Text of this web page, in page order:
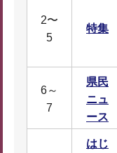
2〜
5
特集
6～
7
県民
ニュ
ース
はじ